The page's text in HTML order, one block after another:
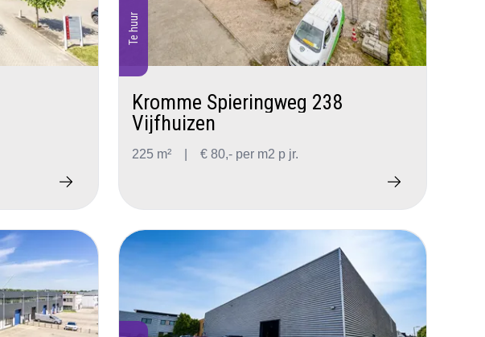
Te huur
Kromme Spieringweg 238
Vijfhuizen
225 m² € 80,- per m2 p jr.